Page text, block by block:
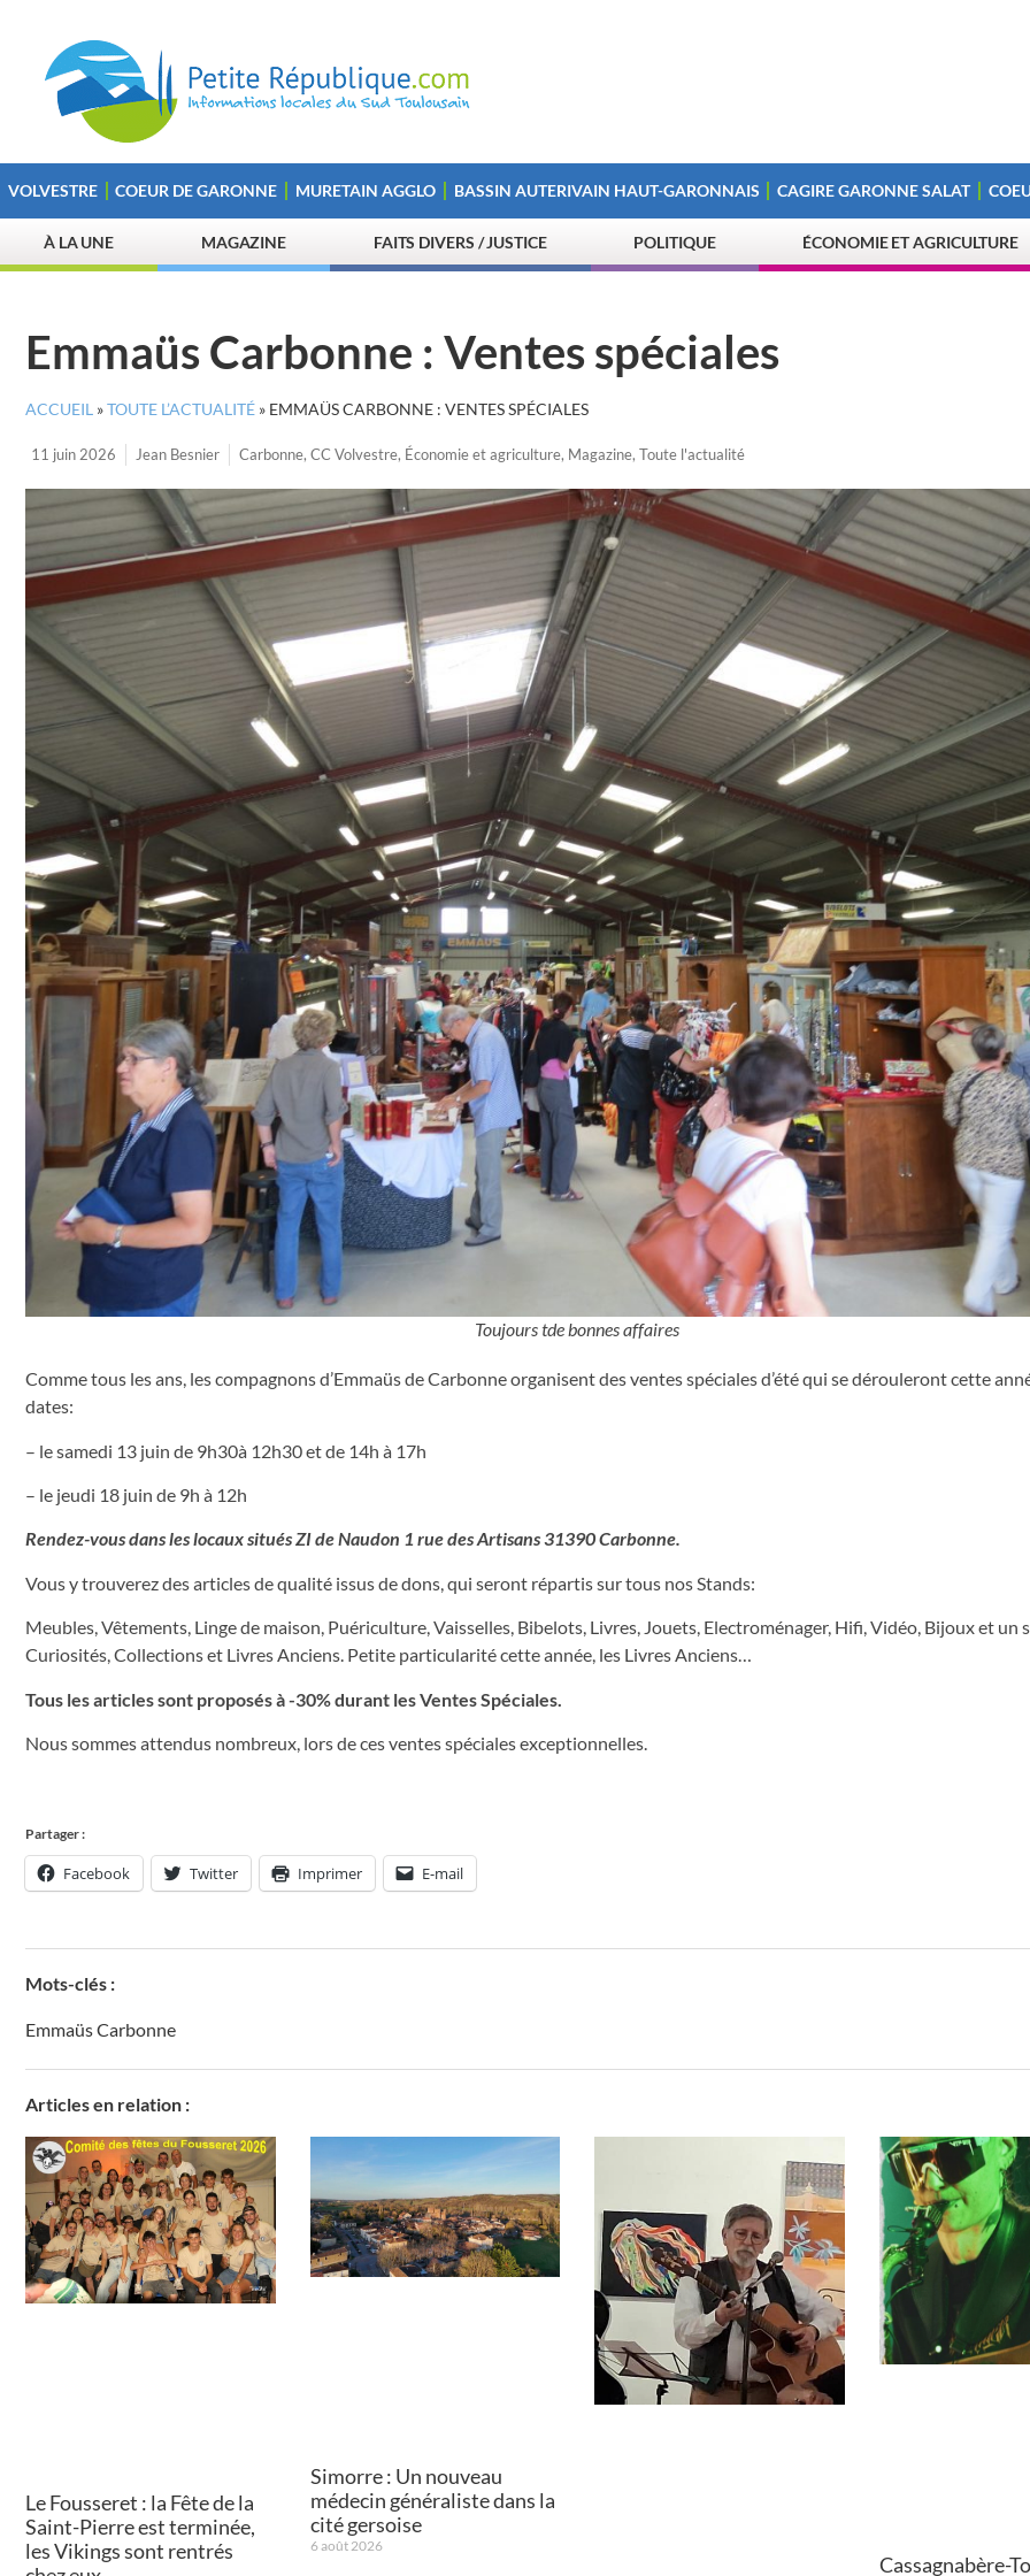
VOLVESTRE COEUR DE GARONNE MURETAIN AGGLO BASSIN AUTERIVAIN HAUT-GARONNAIS CAGIRE GARONNE SALAT
À LA UNE MAGAZINE FAITS DIVERS / JUSTICE POLITIQUE ÉCONOMIE ET AGRICULTURE
Emmaüs Carbonne : Ventes spéciales
ACCUEIL »TOUTE L’ACTUALITÉ » EMMAÜS CARBONNE : VENTES SPÉCIALES
11 juin 2026 Jean Besnier Carbonne, CC Volvestre, Économie et agriculture, Magazine, Toute l'actualité
Toujours tde bonnes affaires
Comme tous les ans, les compagnons d’Emmaüs de Carbonne organisent des ventes spéciales d’été qui se dérouleront cette
dates:
– le samedi 13 juin de 9h30à 12h30 et de 14h à 17h
– le jeudi 18 juin de 9h à 12h
Rendez-vous dans les locaux situés ZI de Naudon 1 rue des Artisans 31390 Carbonne.
Vous y trouverez des articles de qualité issus de dons, qui seront répartis sur tous nos Stands:
Meubles, Vêtements, Linge de maison, Puériculture, Vaisselles, Bibelots, Livres, Jouets, Electroménager, Hifi, Vidéo, Bijoux et un
Curiosités, Collections et Livres Anciens. Petite particularité cette année, les Livres Anciens…
Tous les articles sont proposés à -30% durant les Ventes Spéciales.
Nous sommes attendus nombreux, lors de ces ventes spéciales exceptionnelles.
Partager :
Facebook Twitter Imprimer E-mail
Mots-clés :
Emmaüs Carbonne
Articles en relation :
Le Fousseret : la Fête de la
Saint-Pierre est terminée,
les Vikings sont rentrés
Simorre : Un nouveau
médecin généraliste dans la
cité gersoise
6 août 2026
Cassagnabère-